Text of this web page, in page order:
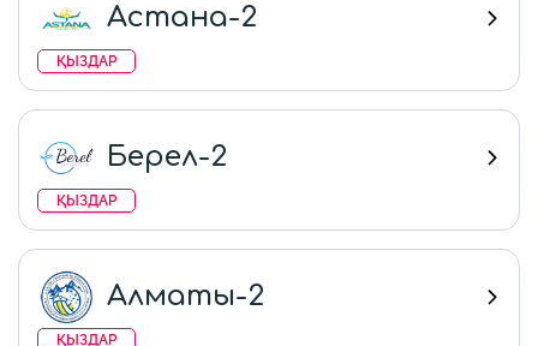
Астана-2
ҚЫЗДАР
Берел-2
ҚЫЗДАР
Алматы-2
ҚЫЗДАР